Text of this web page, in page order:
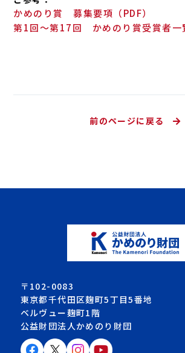
かめのり賞 募集要項（PDF）
第1回～第17回 かめのり賞受賞者一
前のページに戻る
〒102-0083
東京都千代田区麹町5丁目5番地
ベルヴュー麹町1階
公益財団法人かめのり財団